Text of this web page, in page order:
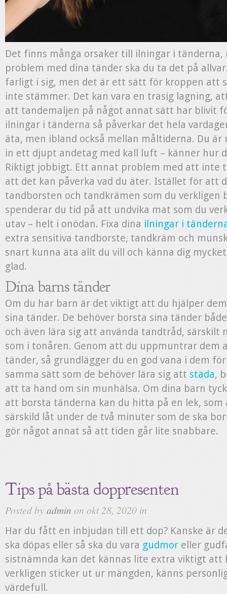
Det finns många orsaker till ilningar i tänderna,
problem med dina tänder ska du ta det på
farligt i sig, men det är ett sätt för kroppen att
inte stämmer. Det kan vara en trasig lagning,
att tandemaljen på något annat sätt har blivit
ilningar i tänderna så påverkar det hela
äta, men ibland också mellan måltiderna. Du är
in ett djupt andetag med kall luft – känner hur
Riktigt jobbigt. Ett annat problem med att inte
att det kan påverka vad du äter. Istället för att
tandborsten och tandkrämen som du verkligen
spenderar du tid på att undvika mat som du
utav – helt i onödan. Fixa dina ilningar i
extra sensitiva tandborste, tandkräm och
snart kunna äta allt du vill och känna dig
glad.
Dina barns tänder
Om du har barn är det viktigt att du hjälper
sina tänder. De behöver borsta sina tänder
och även lära sig att använda tandtråd, särskilt
som i tonåren. Genom att du uppmuntrar dem
tänder, så grundlägger du en god vana i dem
samma sätt som de behöver lära sig att städa,
att ta hand om sin munhälsa. Om dina barn
att borsta tänderna kan du hitta på en lek, som
särskild låt under de två minuter som de ska
gör något annat så att tiden går lite snabbare.
Tips på bästa doppresenten
Posted byadmin on okt 28, 2020 in
Har du fått en inbjudan till ett dop? Kanske är
ska döpas eller så ska du vara gudmor eller
sistnämnda kan det kännas lite extra viktigt att
verkligen sticker ut ur mängden, känns
värdefull.